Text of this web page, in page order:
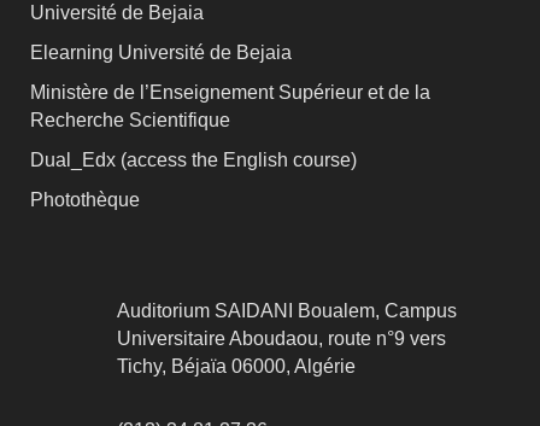
Université de Bejaia
Elearning Université de Bejaia
Ministère de l’Enseignement Supérieur et de la
Recherche Scientifique
Dual_Edx (access the English course)
Photothèque
Auditorium SAIDANI Boualem, Campus
Universitaire Aboudaou, route n°9 vers
Tichy, Béjaïa 06000, Algérie